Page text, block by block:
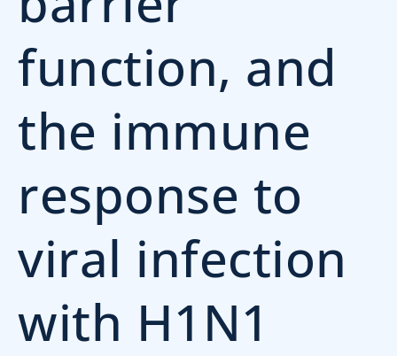
function, and
the immune
response to
viral infection
with H1N1